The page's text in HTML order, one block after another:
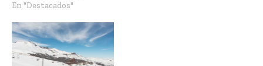
En "Destacados"